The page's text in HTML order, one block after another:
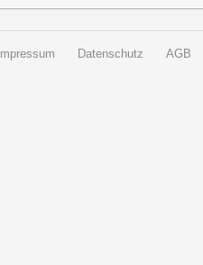
Impressum Datenschutz AGB